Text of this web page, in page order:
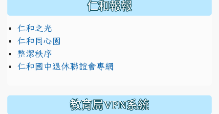
仁和報報
仁和之光
仁和同心園
整潔秩序
仁和國中退休聯誼會專網
教育局VPN系統